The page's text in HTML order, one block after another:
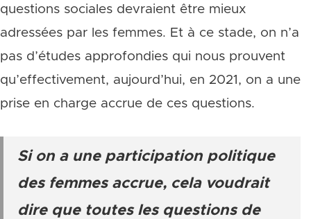
questions sociales devraient être mieux
adressées par les femmes. Et à ce stade, on n’a
pas d’études approfondies qui nous prouvent
qu’effectivement, aujourd’hui, en 2021, on a une
prise en charge accrue de ces questions.
Si on a une participation politique
des femmes accrue, cela voudrait
dire que toutes les questions de